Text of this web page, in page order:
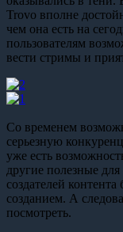
Trovo вполне
чем она есть на
пользователям
вести стримы и
Со временем
серьезную
уже есть
другие полезные
создателей
созданием. А
посмотреть.